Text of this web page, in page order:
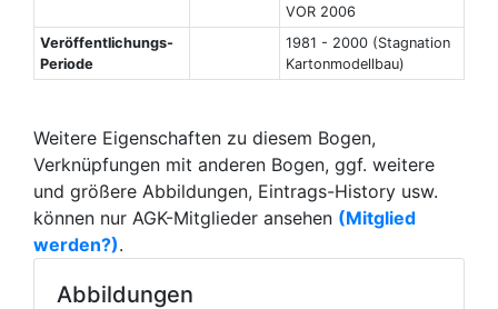
VOR 2006
Veröffentlichungs-
Periode
1981 - 2000 (Stagnation
Kartonmodellbau)
Weitere Eigenschaften zu diesem Bogen,
Verknüpfungen mit anderen Bogen, ggf. weitere
und größere Abbildungen, Eintrags-History usw.
können nur AGK-Mitglieder ansehen (Mitglied
werden?).
Abbildungen